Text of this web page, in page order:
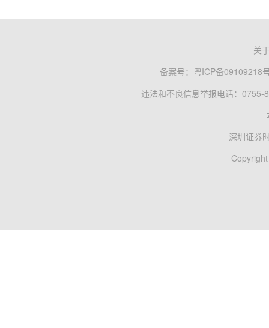
关
备案号： 粤ICP备09109218
违法和不良信息举报电话：0755-
深圳证券